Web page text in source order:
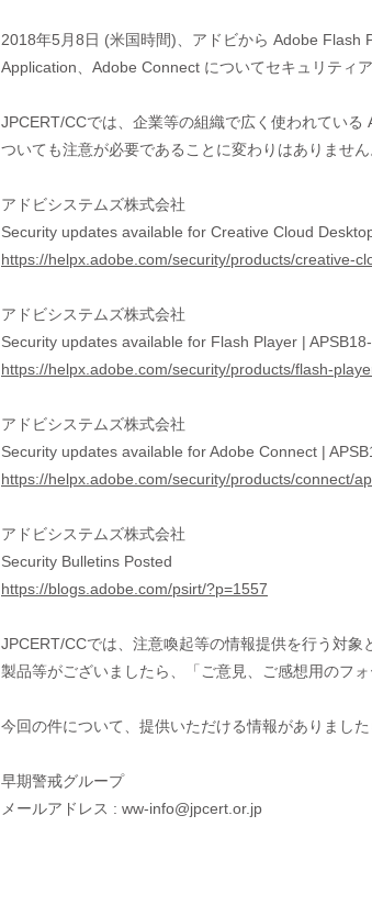
2018年5月8日 (米国時間)、アドビから Adobe
Application、Adobe Connect についてセキュリティ
JPCERT/CCでは、企業等の組織で広く使われてい
ついても注意が必要であることに変わりはありませ
アドビシステムズ株式会社
Security updates available for Creative Cloud
https://helpx.adobe.com/security/products/creative-
アドビシステムズ株式会社
Security updates available for Flash Player |
https://helpx.adobe.com/security/products/flash-
アドビシステムズ株式会社
Security updates available for Adobe Connect |
https://helpx.adobe.com/security/products/connect/
アドビシステムズ株式会社
Security Bulletins Posted
https://blogs.adobe.com/psirt/?p=1557
JPCERT/CCでは、注意喚起等の情報提供を行う対
製品等がございましたら、「ご意見、ご感想用のフ
今回の件について、提供いただける情報がありまし
早期警戒グループ
メールアドレス : ww-info@jpcert.or.jp